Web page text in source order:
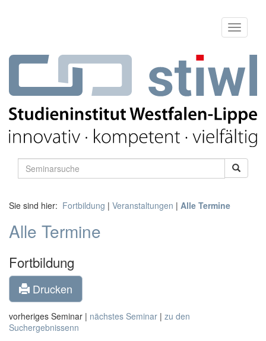
Sie sind hier: Fortbildung | Veranstaltungen | Alle Termine
Alle Termine
Fortbildung
Drucken
vorheriges Seminar | nächstes Seminar | zu den
Suchergebnissenn